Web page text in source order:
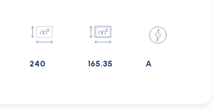
240 165.35 A